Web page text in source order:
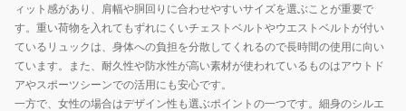
ィット感があり、肩幅や胴回りに合わせやすいサイズを選ぶことが重要で
す。重い荷物を入れてもずれにくいチェストベルトやウエストベルトが付い
ているリュックは、身体への負担を分散してくれるので長時間の使用に向い
ています。また、耐久性や防水性が高い素材が使われているものはアウトド
アやスポーツシーンでの活用にも安心です。
一方で、女性の場合はデザイン性も選ぶポイントの一つです。細身のシルエ